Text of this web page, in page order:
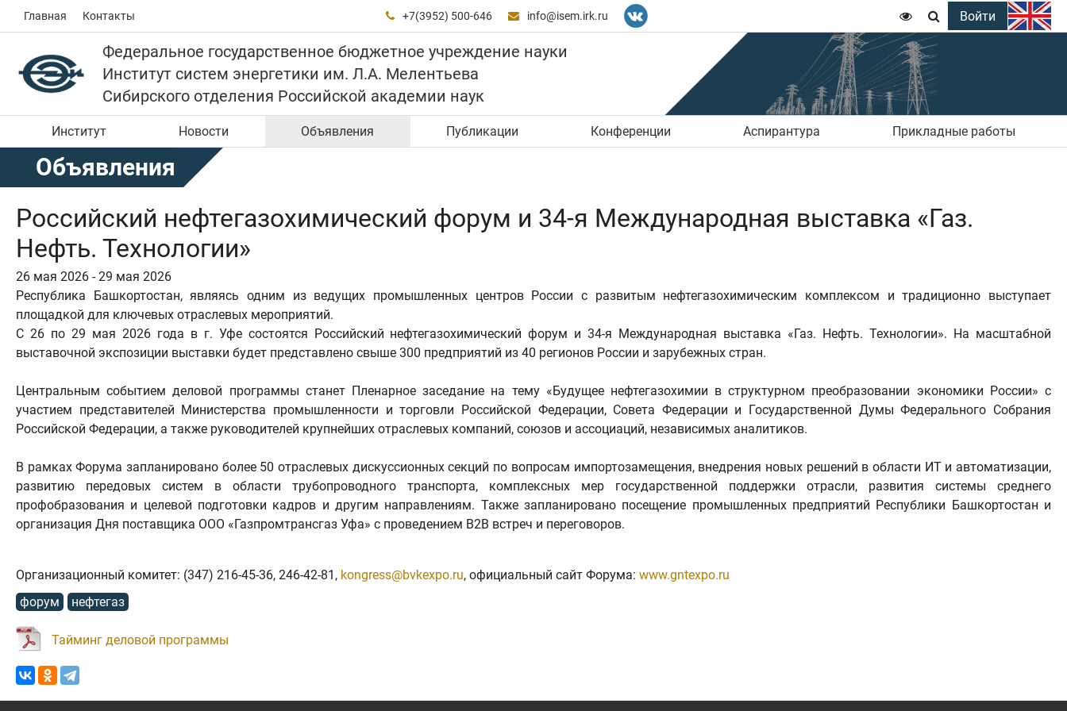
Главная Контакты  +7(3952) 500-646  info@isem.irk.ru   Войти
Федеральное государственное бюджетное учреждение науки
Институт систем энергетики им. Л.А. Мелентьева
Сибирского отделения Российской академии наук
Институт Новости Объявления Публикации Конференции Аспирантура Прикладные работы
Объявления
Российский нефтегазохимический форум и 34-я Международная выставка «Газ.
Нефть. Технологии»
26 мая 2026 - 29 мая 2026
Республика Башкортостан, являясь одним из ведущих промышленных центров России с развитым нефтегазохимическим комплексом и традиционно выступает
площадкой для ключевых отраслевых мероприятий.
С 26 по 29 мая 2026 года в г. Уфе состоятся Российский нефтегазохимический форум и 34-я Международная выставка «Газ. Нефть. Технологии». На масштабной
выставочной экспозиции выставки будет представлено свыше 300 предприятий из 40 регионов России и зарубежных стран.
Центральным событием деловой программы станет Пленарное заседание на тему «Будущее нефтегазохимии в структурном преобразовании экономики России» с
участием представителей Министерства промышленности и торговли Российской Федерации, Совета Федерации и Государственной Думы Федерального Собрания
Российской Федерации, а также руководителей крупнейших отраслевых компаний, союзов и ассоциаций, независимых аналитиков.
В рамках Форума запланировано более 50 отраслевых дискуссионных секций по вопросам импортозамещения, внедрения новых решений в области ИТ и автоматизации,
развитию передовых систем в области трубопроводного транспорта, комплексных мер государственной поддержки отрасли, развития системы среднего
профобразования и целевой подготовки кадров и другим направлениям. Также запланировано посещение промышленных предприятий Республики Башкортостан и
организация Дня поставщика ООО «Газпромтрансгаз Уфа» с проведением B2B встреч и переговоров.
Организационный комитет: (347) 216-45-36, 246-42-81, kongress@bvkexpo.ru, официальный сайт Форума: www.gntexpo.ru
форум
нефтегаз
Тайминг деловой программы